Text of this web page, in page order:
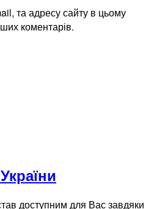
та адресу сайту в цьому
коментарів.
доступним для Вас завдяки